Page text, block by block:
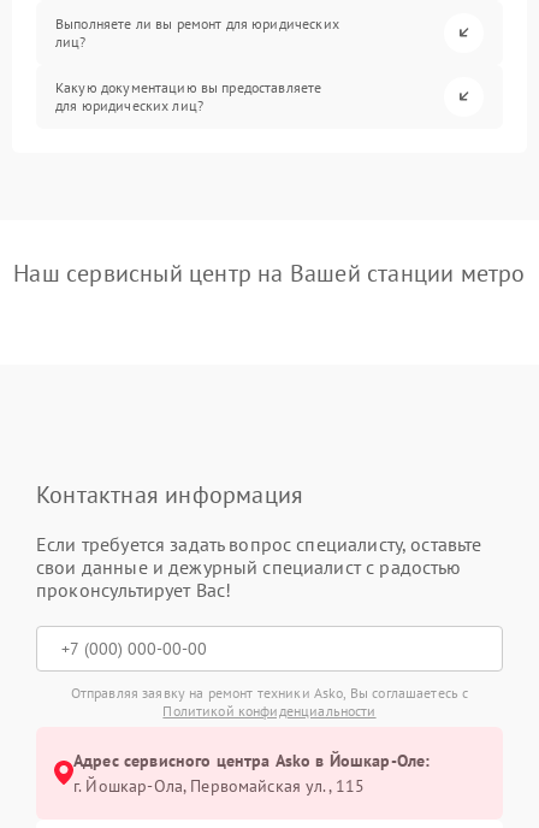
Выполняете ли вы ремонт для юридических
лиц?
Какую документацию вы предоставляете
для юридических лиц?
Наш сервисный центр на Вашей станции метро
Контактная информация
Если требуется задать вопрос специалисту, оставьте
свои данные и дежурный специалист с радостью
проконсультирует Вас!
Отправляя заявку на ремонт техники Asko, Вы соглашаетесь с
Политикой конфиденциальности
Адрес сервисного центра Asko в Йошкар-Оле:
г. Йошкар-Ола, Первомайская ул., 115